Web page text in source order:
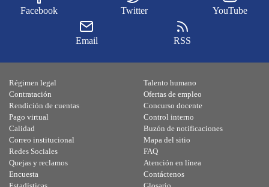
Facebook Twitter YouTube
Email RSS
Régimen legal
Contratación
Rendición de cuentas
Pago virtual
Calidad
Talento humano
Ofertas de empleo
Concurso docente
Control interno
Buzón de notificaciones
Correo institucional
Redes Sociales
Quejas y reclamos
Encuesta
Mapa del sitio
FAQ
Atención en línea
Contáctenos